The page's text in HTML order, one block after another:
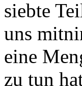
siebte
uns
eine
zu tun